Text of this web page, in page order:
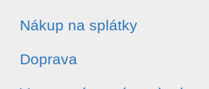
Nákup na splátky
Doprava